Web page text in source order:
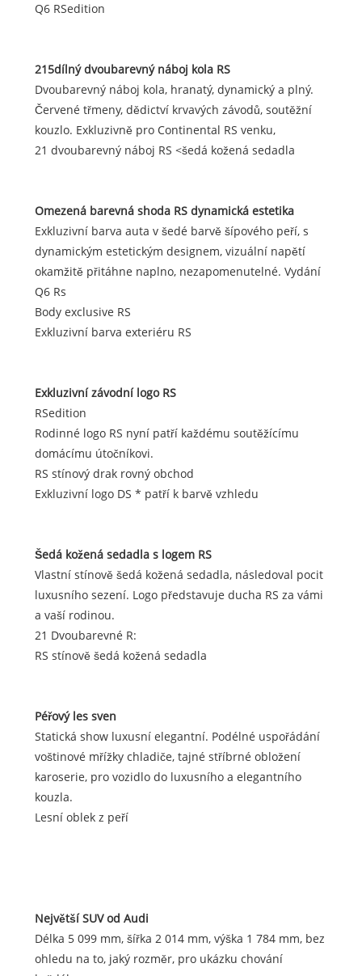
Q6 RSedition
215dílný dvoubarevný náboj kola RS
Dvoubarevný náboj kola, hranatý, dynamický a plný.
Červené třmeny, dědictví krvavých závodů, soutěžní
kouzlo. Exkluzivně pro Continental RS venku,
21 dvoubarevný náboj RS <šedá kožená sedadla
Omezená barevná shoda RS dynamická estetika
Exkluzivní barva auta v šedé barvě šípového peří, s
dynamickým estetickým designem, vizuální napětí
okamžitě přitáhne naplno, nezapomenutelné. Vydání
Q6 Rs
Body exclusive RS
Exkluzivní barva exteriéru RS
Exkluzivní závodní logo RS
RSedition
Rodinné logo RS nyní patří každému soutěžícímu
domácímu útočníkovi.
RS stínový drak rovný obchod
Exkluzivní logo DS * patří k barvě vzhledu
Šedá kožená sedadla s logem RS
Vlastní stínově šedá kožená sedadla, následoval pocit
luxusního sezení. Logo představuje ducha RS za vámi
a vaší rodinou.
21 Dvoubarevné R:
RS stínově šedá kožená sedadla
Péřový les sven
Statická show luxusní elegantní. Podélné uspořádání
voštinové mřížky chladiče, tajné stříbrné obložení
karoserie, pro vozidlo do luxusního a elegantního
kouzla.
Lesní oblek z peří
Největší SUV od Audi
Délka 5 099 mm, šířka 2 014 mm, výška 1 784 mm, bez
ohledu na to, jaký rozměr, pro ukázku chování